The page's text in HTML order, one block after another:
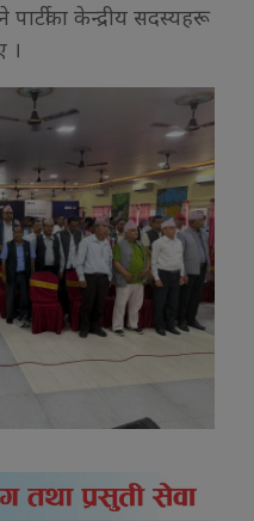
केन्द्रीय सदस्यहरू
।